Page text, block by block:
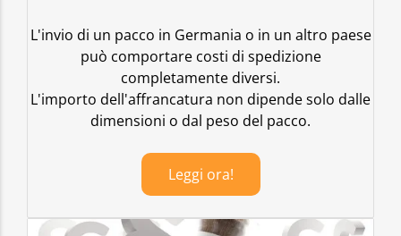
L'invio di un pacco in Germania o in un altro paese
può comportare costi di spedizione
completamente diversi.
L'importo dell'affrancatura non dipende solo dalle
dimensioni o dal peso del pacco.
Leggi ora!